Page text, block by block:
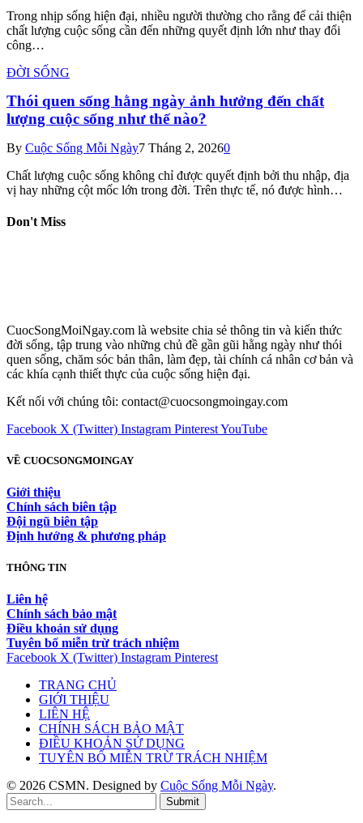
Trong nhịp sống hiện đại, nhiều người thường cho rằng để cải thiện
chất lượng cuộc sống cần đến những quyết định lớn như thay đổi
công…
ĐỜI SỐNG
Thói quen sống hằng ngày ảnh hưởng đến chất
lượng cuộc sống như thế nào?
By Cuộc Sống Mỗi Ngày7 Tháng 2, 20260
Chất lượng cuộc sống không chỉ được quyết định bởi thu nhập, địa
vị hay những cột mốc lớn trong đời. Trên thực tế, nó được hình…
Don't Miss
CuocSongMoiNgay.com là website chia sẻ thông tin và kiến thức
đời sống, tập trung vào những chủ đề gần gũi hằng ngày như thói
quen sống, chăm sóc bản thân, làm đẹp, tài chính cá nhân cơ bản và
các khía cạnh thiết thực của cuộc sống hiện đại.
Kết nối với chúng tôi: contact@cuocsongmoingay.com
Facebook X (Twitter) Instagram PinterestYouTube
VỀ CUOCSONGMOINGAY
Giới thiệu
Chính sách biên tập
Đội ngũ biên tập
Định hướng & phương pháp
THÔNG TIN
Liên hệ
Chính sách bảo mật
Điều khoản sử dụng
Tuyên bố miễn trừ trách nhiệm
Facebook X (Twitter) Instagram Pinterest
TRANG CHỦ
GIỚI THIỆU
LIÊN HỆ
CHÍNH SÁCH BẢO MẬT
ĐIỀU KHOẢN SỬ DỤNG
TUYÊN BỐ MIỄN TRỪ TRÁCH NHIỆM
© 2026 CSMN. Designed by Cuộc Sống Mỗi Ngày.
Submit